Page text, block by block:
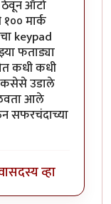
ठेवून ऑटो
मार्क
keypad
फताड्या
कधी कधी
कसेसे उडाले
आले
सफरचंदाच्या
सदस्य व्हा